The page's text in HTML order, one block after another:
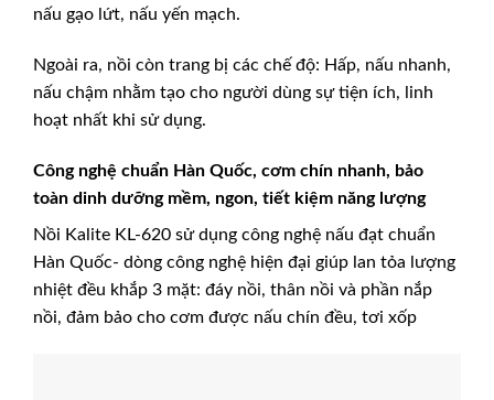
nấu gạo lứt, nấu yến mạch.
Ngoài ra, nồi còn trang bị các chế độ: Hấp, nấu nhanh,
nấu chậm nhằm tạo cho người dùng sự tiện ích, linh
hoạt nhất khi sử dụng.
Công nghệ chuẩn Hàn Quốc, cơm chín nhanh, bảo
toàn dinh dưỡng mềm, ngon, tiết kiệm năng lượng
Nồi Kalite KL-620 sử dụng công nghệ nấu đạt chuẩn
Hàn Quốc- dòng công nghệ hiện đại giúp lan tỏa lượng
nhiệt đều khắp 3 mặt: đáy nồi, thân nồi và phần nắp
nồi, đảm bảo cho cơm được nấu chín đều, tơi xốp